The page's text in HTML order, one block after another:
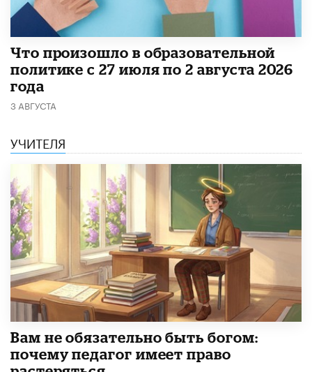
​Что произошло в образовательной
политике с 27 июля по 2 августа 2026
года
3 АВГУСТА
УЧИТЕЛЯ
​Вам не обязательно быть богом:
почему педагог имеет право